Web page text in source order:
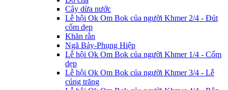
Cây dừa nước
Lễ hội Ok Om Bok của người Khmer 2/4 - Đút
cốm dẹp
Khăn rằn
Ngã Bảy-Phụng Hiệp
Lễ hội Ok Om Bok của người Khmer 1/4 - Cốm
dẹp
Lễ hội Ok Om Bok của người Khmer 3/4 - Lễ
cúng trăng